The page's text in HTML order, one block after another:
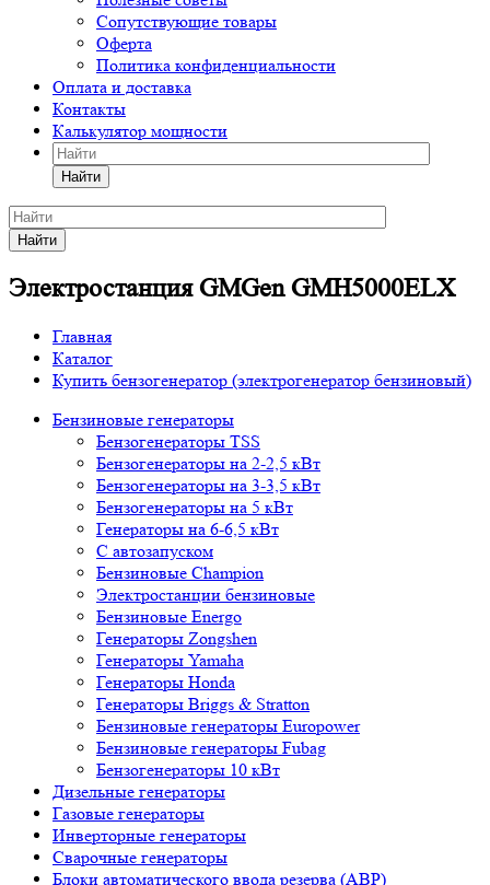
Сопутствующие товары
Оферта
Политика конфиденциальности
Оплата и доставка
Контакты
Калькулятор мощности
Найти
Найти
Электростанция GMGen GMH5000ELX
Главная
Каталог
Купить бензогенератор (электрогенератор бензиновый)
Бензиновые генераторы
Бензогенераторы TSS
Бензогенераторы на 2-2,5 кВт
Бензогенераторы на 3-3,5 кВт
Бензогенераторы на 5 кВт
Генераторы на 6-6,5 кВт
С автозапуском
Бензиновые Champion
Электростанции бензиновые
Бензиновые Energo
Генераторы Zongshen
Генераторы Yamaha
Генераторы Honda
Генераторы Briggs & Stratton
Бензиновые генераторы Europower
Бензиновые генераторы Fubag
Бензогенераторы 10 кВт
Дизельные генераторы
Газовые генераторы
Инверторные генераторы
Сварочные генераторы
Блоки автоматического ввода резерва (АВР)